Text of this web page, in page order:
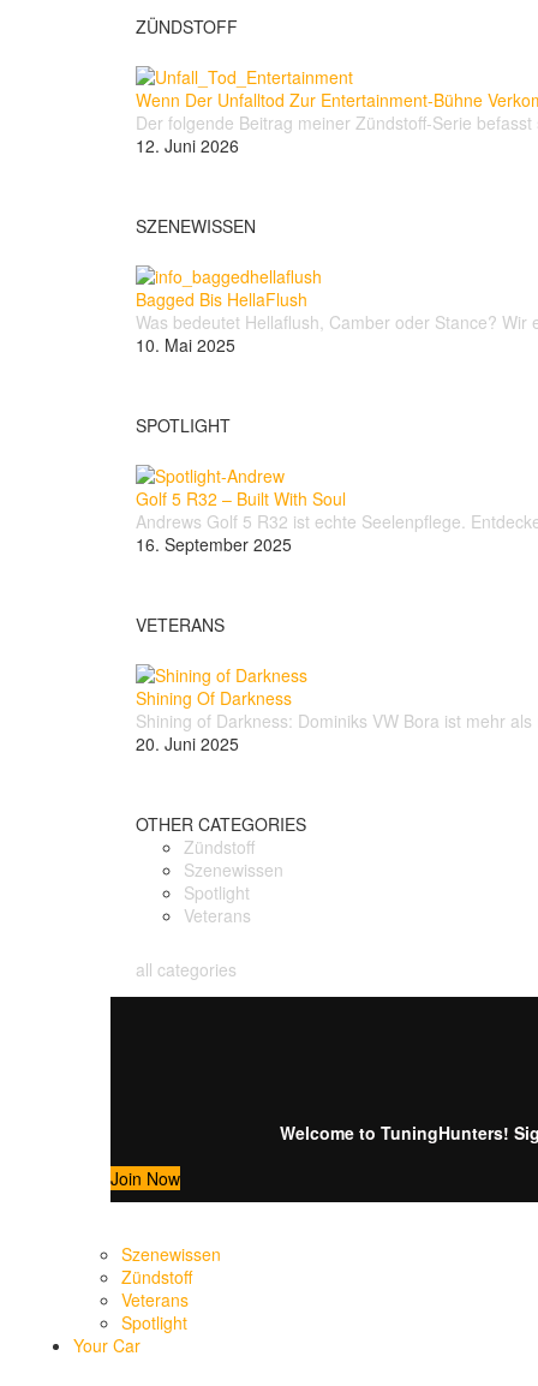
ZÜNDSTOFF
Wenn Der Unfalltod Zur Entertainment-Bühne
Der folgende Beitrag meiner Zündstoff-Serie
12. Juni 2026
SZENEWISSEN
Bagged Bis HellaFlush
Was bedeutet Hellaflush, Camber oder Stance?
10. Mai 2025
SPOTLIGHT
Golf 5 R32 – Built With Soul
Andrews Golf 5 R32 ist echte Seelenpflege.
16. September 2025
VETERANS
Shining Of Darkness
Shining of Darkness: Dominiks VW Bora ist mehr
20. Juni 2025
OTHER CATEGORIES
Zündstoff
Szenewissen
Spotlight
Veterans
all categories
Welcome to TuningHunters!
Join Now
Szenewissen
Zündstoff
Veterans
Spotlight
Your Car